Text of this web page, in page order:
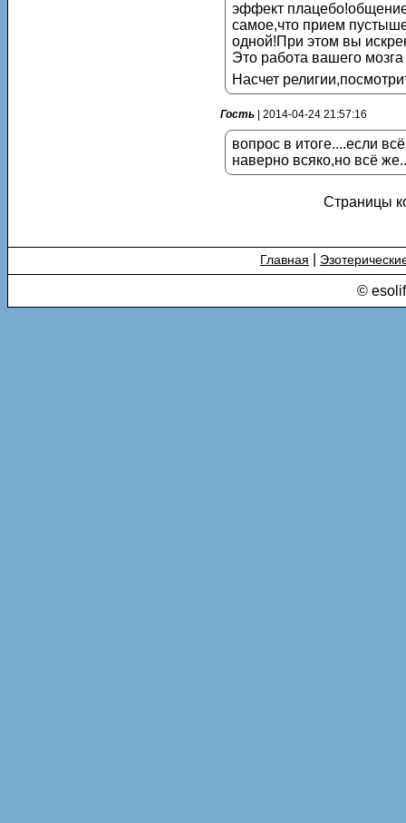
эффект
самое,что прием
одной!При этом вы
Это работа вашего
Насчет
Гость | 2014-04-24 21:57:16
вопрос в итоге....если
наверно всяко,но всё
Страницы
Главная
©